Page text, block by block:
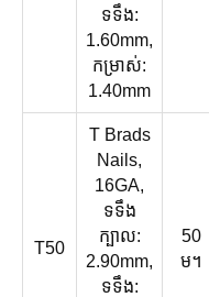
ទទឹង:
1.60mm,
កម្រាស់:
1.40mm
T50
T Brads
Nails,
16GA,
ទទឹង
ក្បាល:
2.90mm,
ទទឹង:
50
ម។